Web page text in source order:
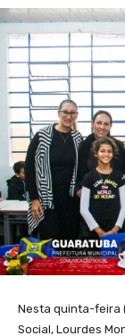
Nesta quinta-feira
Social, Lourdes